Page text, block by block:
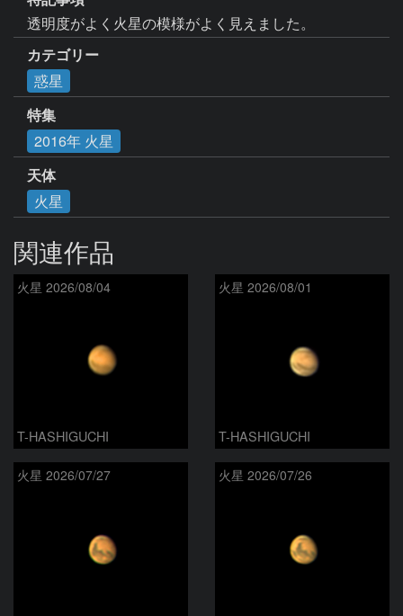
透明度がよく火星の模様がよく見えました。
カテゴリー
惑星
特集
2016年 火星
天体
火星
関連作品
火星 2026/08/04
T-HASHIGUCHI
火星 2026/08/01
T-HASHIGUCHI
火星 2026/07/27 火星 2026/07/26